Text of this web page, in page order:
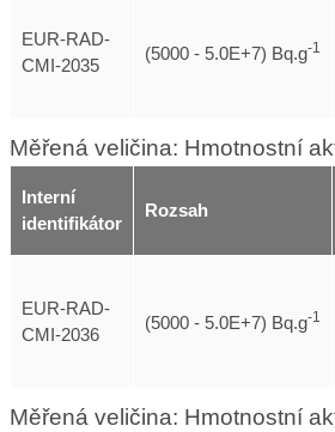
EUR-RAD-
CMI-2035
(5000 - 5.0E+7) Bq.g-1
Měřená veličina: Hmotnostní
Interní
identifikátor
Rozsah
EUR-RAD-
CMI-2036
(5000 - 5.0E+7) Bq.g-1
Měřená veličina: Hmotnostní